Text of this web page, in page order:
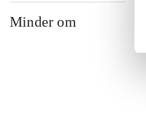
Minder om